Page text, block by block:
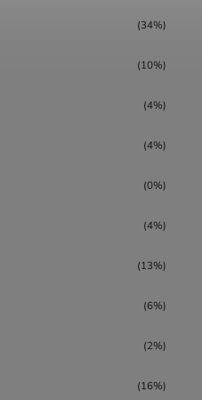
(34%)
(10%)
(4%)
(4%)
(0%)
(4%)
(13%)
(6%)
(2%)
(16%)